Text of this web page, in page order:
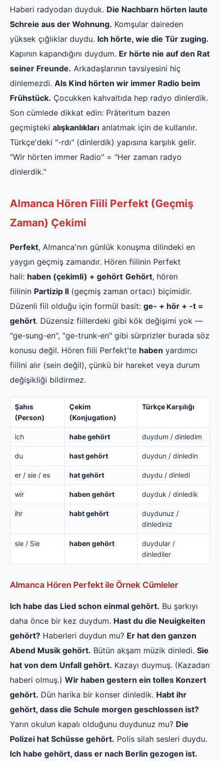
Haberi radyodan duyduk. Die Nachbarn hörten laute
Schreie aus der Wohnung. Komşular daireden
yüksek çığlıklar duydu. Ich hörte, wie die Tür zuging.
Kapının kapandığını duydum. Er hörte nie auf den Rat
seiner Freunde. Arkadaşlarının tavsiyesini hiç
dinlemezdi. Als Kind hörten wir immer Radio beim
Frühstück. Çocukken kahvaltıda hep radyo dinlerdik.
Son cümlede dikkat edin: Präteritum bazen
geçmişteki alışkanlıkları anlatmak için de kullanılır.
Türkçe'deki "-rdı" (dinlerdik) yapısına karşılık gelir.
"Wir hörten immer Radio" = "Her zaman radyo
dinlerdik."
Almanca Hören Fiili Perfekt (Geçmiş
Zaman) Çekimi
Perfekt, Almanca'nın günlük konuşma dilindeki en
yaygın geçmiş zamandır. Hören fiilinin Perfekt
hali: haben (çekimli) + gehört Gehört, hören
fiilinin Partizip II (geçmiş zaman ortacı) biçimidir.
Düzenli fiil olduğu için formül basit: ge- + hör + -t =
gehört. Düzensiz fiillerdeki gibi kök değişimi yok —
"ge-sung-en", "ge-trunk-en" gibi sürprizler burada söz
konusu değil. Hören fiili Perfekt'te haben yardımcı
fiilini alır (sein değil), çünkü bir hareket veya durum
değişikliği bildirmez.
Şahıs
(Person)
Çekim
(Konjugation)
Türkçe Karşılığı
ich habe gehört duydum / dinledim
du hast gehört duydun / dinledin
er / sie / es hat gehört duydu / dinledi
wir haben gehört duyduk / dinledik
ihr habt gehört
duydunuz /
dinlediniz
sie / Sie haben gehört
duydular /
dinlediler
Almanca Hören Perfekt ile Örnek Cümleler
Ich habe das Lied schon einmal gehört. Bu şarkıyı
daha önce bir kez duydum. Hast du die Neuigkeiten
gehört? Haberleri duydun mu? Er hat den ganzen
Abend Musik gehört. Bütün akşam müzik dinledi. Sie
hat von dem Unfall gehört. Kazayı duymuş. (Kazadan
haberi olmuş.) Wir haben gestern ein tolles Konzert
gehört. Dün harika bir konser dinledik. Habt ihr
gehört, dass die Schule morgen geschlossen ist?
Yarın okulun kapalı olduğunu duydunuz mu? Die
Polizei hat Schüsse gehört. Polis silah sesleri duydu.
Ich habe gehört, dass er nach Berlin gezogen ist.